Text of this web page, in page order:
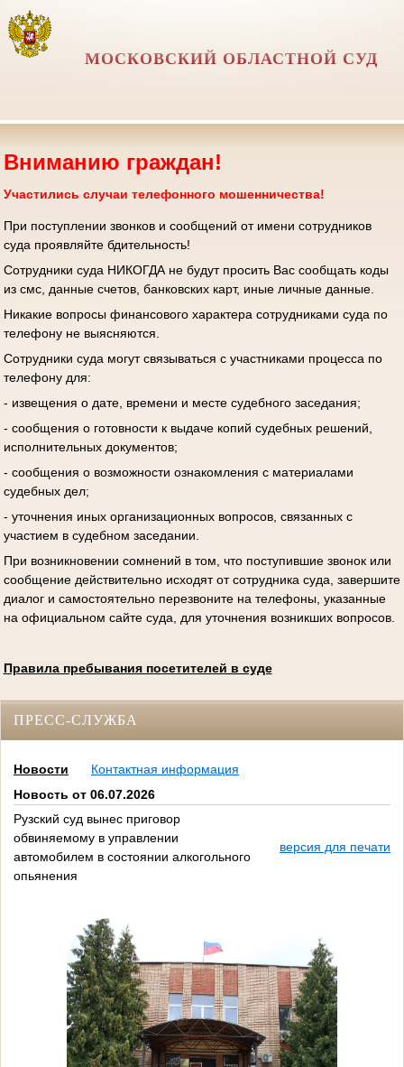
МОСКОВСКИЙ ОБЛАСТНОЙ СУД
Вниманию граждан!
Участились случаи телефонного мошенничества!
При поступлении звонков и сообщений от имени сотрудников
суда проявляйте бдительность!
Сотрудники суда НИКОГДА не будут просить Вас сообщать коды
из смс, данные счетов, банковских карт, иные личные данные.
Никакие вопросы финансового характера сотрудниками суда по
телефону не выясняются.
Сотрудники суда могут связываться с участниками процесса по
телефону для:
- извещения о дате, времени и месте судебного заседания;
- сообщения о готовности к выдаче копий судебных решений,
исполнительных документов;
- сообщения о возможности ознакомления с материалами
судебных дел;
- уточнения иных организационных вопросов, связанных с
участием в судебном заседании.
При возникновении сомнений в том, что поступившие звонок или
сообщение действительно исходят от сотрудника суда, завершите
диалог и самостоятельно перезвоните на телефоны, указанные
на официальном сайте суда, для уточнения возникших вопросов.
Правила пребывания посетителей в суде
ПРЕСС-СЛУЖБА
Новости
Контактная информация
Новость от 06.07.2026
Рузский суд вынес приговор
обвиняемому в управлении
автомобилем в состоянии алкогольного
опьянения
версия для печати